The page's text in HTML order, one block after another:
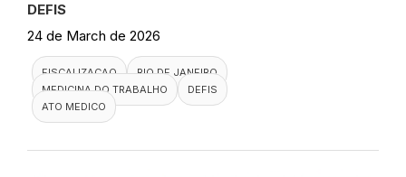
DEFIS
24 de March de 2026
FISCALIZACAO
RIO DE JANEIRO
MEDICINA DO TRABALHO
DEFIS
ATO MEDICO